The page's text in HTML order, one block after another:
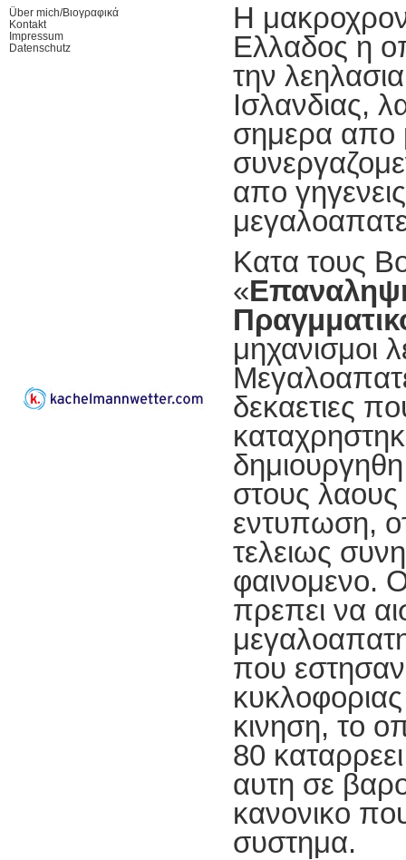
Über mich/Βιογραφικά
Kontakt
Impressum
Datenschutz
Η
Ελλαδος η
την
Ισλανδιας,
σημερα απο
απο
Κατα τους
«
μηχανισμοι
δεκαετιες
στους
εντυπωση,
τελειως
φαινομενο.
πρεπει να
που
κινηση, το
80
αυτη σε
κανονικο
συστημα.